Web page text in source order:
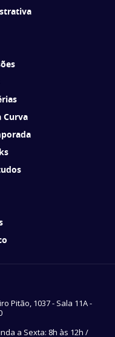
Curva
Pitão, 1037 - Sala 11A -
a Sexta: 8h às 12h /